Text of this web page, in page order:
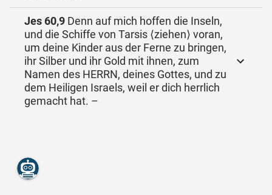
Jes 60,9 Denn auf mich hoffen die Inseln,
und die Schiffe von Tarsis ⟨ziehen⟩ voran,
um deine Kinder aus der Ferne zu bringen,
ihr Silber und ihr Gold mit ihnen, zum
Namen des HERRN, deines Gottes, und zu
dem Heiligen Israels, weil er dich herrlich
gemacht hat. –